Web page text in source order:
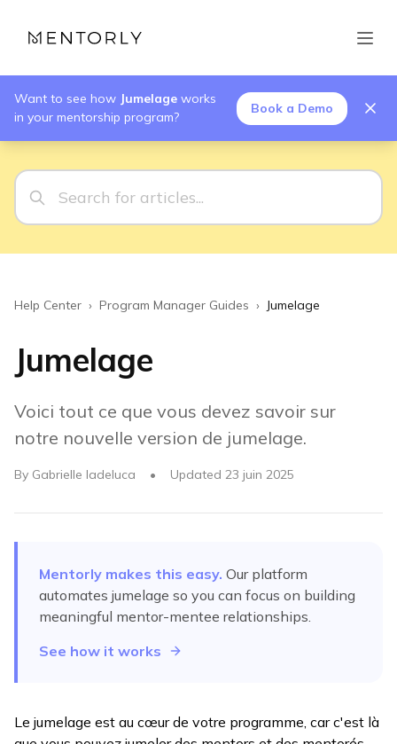
Want to see how Jumelage works
in your mentorship program?
Book a Demo
Help Center › Program Manager Guides › Jumelage
Jumelage
Voici tout ce que vous devez savoir sur
notre nouvelle version de jumelage.
By Gabrielle Iadeluca • Updated 23 juin 2025
Mentorly makes this easy. Our platform
automates jumelage so you can focus on building
meaningful mentor-mentee relationships.
See how it works
Le jumelage est au cœur de votre programme, car c'est là